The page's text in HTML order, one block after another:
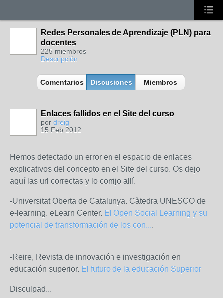
Redes Personales de Aprendizaje (PLN) para
docentes
225 miembros
Descripción
Comentarios Discusiones Miembros
Enlaces fallidos en el Site del curso
por dreig
15 Feb 2012
Hemos detectado un error en el espacio de enlaces
explicativos del concepto en el Site del curso. Os dejo
aquí las url correctas y lo corrijo allí.
-Universitat Oberta de Catalunya. Càtedra UNESCO de
e-learning. eLearn Center. El Open Social Learning y su
potencial de transformación de los con....
-Reire, Revista de innovación e investigación en
educación superior. El futuro de la educación Superior
Disculpad...